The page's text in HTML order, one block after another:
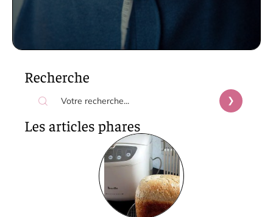
Recherche
Les articles phares